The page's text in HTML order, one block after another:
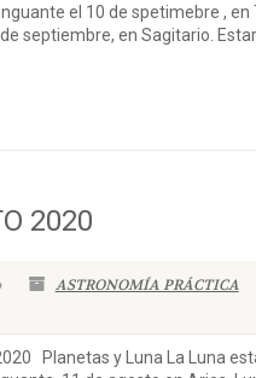
el 10 de spetimebre , en
septiembre, en Sagitario.
2020
ASTRONOMÍA PRÁCTICA
Planetas y Luna La Luna